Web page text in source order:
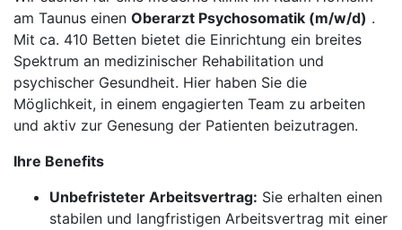
am Taunus einen Oberarzt Psychosomatik (m/w/d) .
Mit ca. 410 Betten bietet die Einrichtung ein breites
Spektrum an medizinischer Rehabilitation und
psychischer Gesundheit. Hier haben Sie die
Möglichkeit, in einem engagierten Team zu arbeiten
und aktiv zur Genesung der Patienten beizutragen.
Ihre Benefits
Unbefristeter Arbeitsvertrag: Sie erhalten einen
stabilen und langfristigen Arbeitsvertrag mit einer